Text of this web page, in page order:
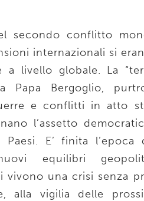
secondo conflitto
internazionali si
a livello globale. La
Papa Bergoglio,
e conflitti in atto
l’assetto
Paesi. E’ finita
equilibri
vivono una crisi senza
alla vigilia delle